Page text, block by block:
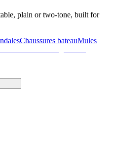
plain or two-tone, built for
Chaussures bateauMules